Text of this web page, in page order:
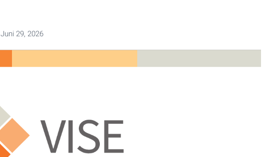
Juni 29, 2026